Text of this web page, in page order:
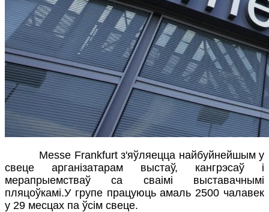
Messe Frankfurt з'яўляецца найбуйнейшым у
свеце арганізатарам выстаў, кангрэсаў і
мерапрыемстваў са сваімі выставачнымі
пляцоўкамі.У групе працуюць амаль 2500 чалавек
у 29 месцах па ўсім свеце.